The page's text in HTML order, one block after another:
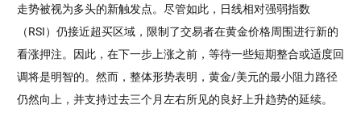
走势被视为多头的新触发点。尽管如此，日线相对强弱指数
（RSI）仍接近超买区域，限制了交易者在黄金价格周围进行新的
看涨押注。因此，在下一步上涨之前，等待一些短期整合或适度回
调将是明智的。然而，整体形势表明，黄金/美元的最小阻力路径
仍然向上，并支持过去三个月左右所见的良好上升趋势的延续。